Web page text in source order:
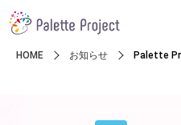
HOME お知らせ Palette